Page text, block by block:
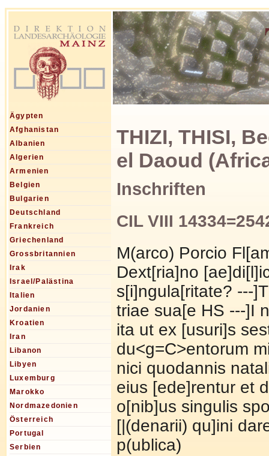
Ägypten
Afghanistan
Albanien
Algerien
Armenien
Belgien
Bulgarien
Deutschland
Frankreich
Griechenland
Grossbritannien
Irak
Israel/Palästina
Italien
Jordanien
Kroatien
Iran
Libanon
Libyen
Luxemburg
Marokko
Nordmazedonien
Österreich
Portugal
Serbien
THIZI, THISI,
el Daoud
Inschriften
CIL VIII
M(arco) Porcio
Dext[ria]no
s[i]ngula[ritate? ---
triae sua[e HS ---]I
ita ut ex [usuri]s
du<g=C>entorum
nici quodannis
eius [ede]rentur et
o[nib]us singulis
[|(denarii) qu]ini
p(ublica)